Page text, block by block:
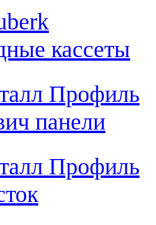
кассеты
Профиль
панели
Профиль